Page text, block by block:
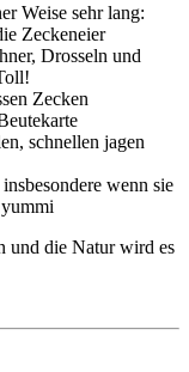
Weise sehr lang:
Zeckeneier
Drosseln und
Zecken
schnellen jagen
wenn sie
und die Natur wird es